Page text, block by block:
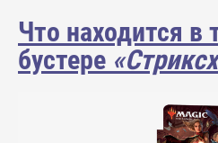
Что находится в
бустере